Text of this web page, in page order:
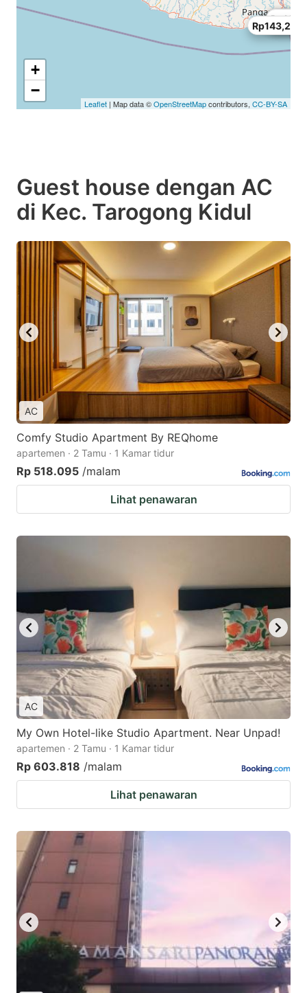
Rp143,210
+
−
Leaflet | Map data ©OpenStreetMapcontributors, CC-BY-SA
Guest house dengan AC
di Kec. Tarogong Kidul
AC
Comfy Studio Apartment By REQhome
apartemen · 2 Tamu · 1 Kamar tidur
Rp 518.095 /malam
Lihat penawaran
AC
My Own Hotel-like Studio Apartment. Near Unpad!
apartemen · 2 Tamu · 1 Kamar tidur
Rp 603.818 /malam
Lihat penawaran